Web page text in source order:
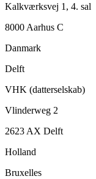
Kalkværksvej 1, 4. sal
8000 Aarhus C
Danmark
Delft
VHK (datterselskab)
Vlinderweg 2
2623 AX Delft
Holland
Bruxelles